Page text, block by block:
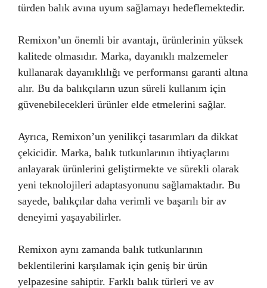
türden balık avına uyum sağlamayı hedeflemektedir.
Remixon’un önemli bir avantajı, ürünlerinin yüksek
kalitede olmasıdır. Marka, dayanıklı malzemeler
kullanarak dayanıklılığı ve performansı garanti altına
alır. Bu da balıkçıların uzun süreli kullanım için
güvenebilecekleri ürünler elde etmelerini sağlar.
Ayrıca, Remixon’un yenilikçi tasarımları da dikkat
çekicidir. Marka, balık tutkunlarının ihtiyaçlarını
anlayarak ürünlerini geliştirmekte ve sürekli olarak
yeni teknolojileri adaptasyonunu sağlamaktadır. Bu
sayede, balıkçılar daha verimli ve başarılı bir av
deneyimi yaşayabilirler.
Remixon aynı zamanda balık tutkunlarının
beklentilerini karşılamak için geniş bir ürün
yelpazesine sahiptir. Farklı balık türleri ve av